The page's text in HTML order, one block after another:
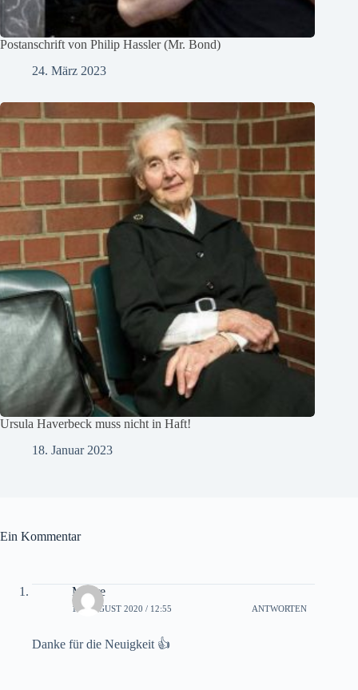
Postanschrift von Philip Hassler (Mr. Bond)
24. März 2023
Ursula Haverbeck muss nicht in Haft!
18. Januar 2023
Ein Kommentar
Möhre
14. AUGUST 2020 / 12:55 ANTWORTEN
Danke für die Neuigkeit 👍